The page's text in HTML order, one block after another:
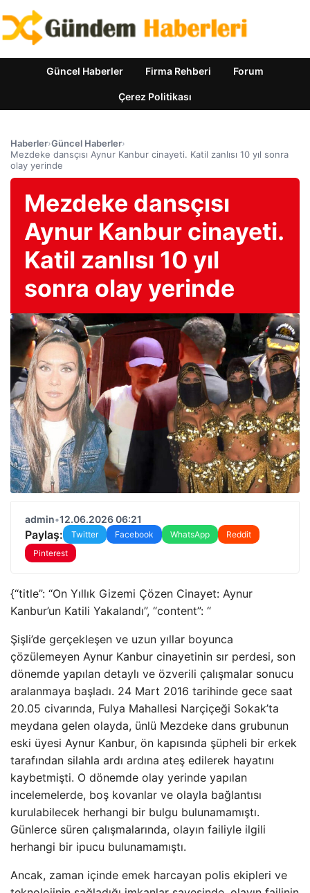
Güncel Haberler Firma Rehberi Forum
Çerez Politikası
Haberler›Güncel Haberler›
Mezdeke dansçısı Aynur Kanbur cinayeti. Katil zanlısı 10 yıl sonra
olay yerinde
Mezdeke dansçısı
Aynur Kanbur cinayeti.
Katil zanlısı 10 yıl
sonra olay yerinde
admin•12.06.2026 06:21
Paylaş: Twitter Facebook WhatsApp
Reddit
Pinterest
{“title”: “On Yıllık Gizemi Çözen Cinayet: Aynur
Kanbur’un Katili Yakalandı”, “content”: “
Şişli’de gerçekleşen ve uzun yıllar boyunca
çözülemeyen Aynur Kanbur cinayetinin sır perdesi, son
dönemde yapılan detaylı ve özverili çalışmalar sonucu
aralanmaya başladı. 24 Mart 2016 tarihinde gece saat
20.05 civarında, Fulya Mahallesi Narçiçeği Sokak’ta
meydana gelen olayda, ünlü Mezdeke dans grubunun
eski üyesi Aynur Kanbur, ön kapısında şüpheli bir erkek
tarafından silahla ardı ardına ateş edilerek hayatını
kaybetmişti. O dönemde olay yerinde yapılan
incelemelerde, boş kovanlar ve olayla bağlantısı
kurulabilecek herhangi bir bulgu bulunamamıştı.
Günlerce süren çalışmalarında, olayın failiyle ilgili
herhangi bir ipucu bulunamamıştı.
Ancak, zaman içinde emek harcayan polis ekipleri ve